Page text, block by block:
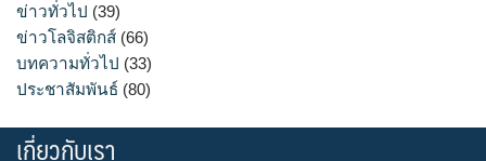
ข่าวทั่วไป (39)
ข่าวโลจิสติกส์ (66)
บทความทั่วไป (33)
ประชาสัมพันธ์ (80)
เกี่ยวกับเรา